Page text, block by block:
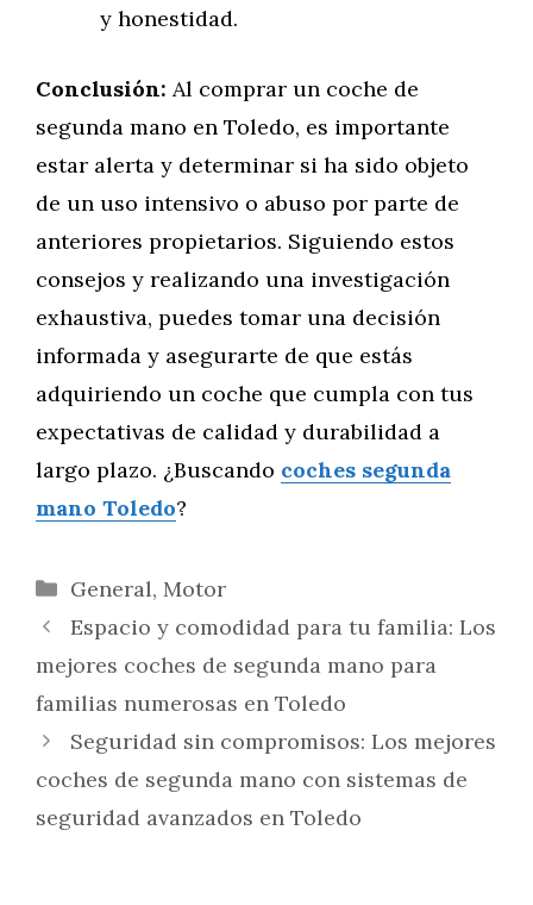
y honestidad.
Conclusión: Al comprar un coche de
segunda mano en Toledo, es importante
estar alerta y determinar si ha sido objeto
de un uso intensivo o abuso por parte de
anteriores propietarios. Siguiendo estos
consejos y realizando una investigación
exhaustiva, puedes tomar una decisión
informada y asegurarte de que estás
adquiriendo un coche que cumpla con tus
expectativas de calidad y durabilidad a
largo plazo. ¿Buscando coches segunda
mano Toledo?
Categorías
General, Motor
Espacio y comodidad para tu familia: Los
mejores coches de segunda mano para
familias numerosas en Toledo
Seguridad sin compromisos: Los mejores
coches de segunda mano con sistemas de
seguridad avanzados en Toledo